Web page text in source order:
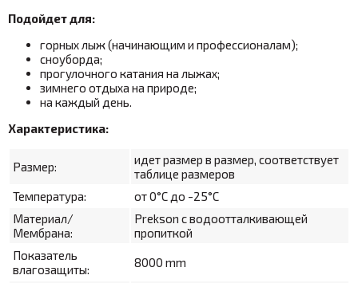
Подойдет для:
горных лыж (начинающим и профессионалам);
сноуборда;
прогулочного катания на лыжах;
зимнего отдыха на природе;
на каждый день.
Характеристика:
Размер:
идет размер в размер, соответствует
таблице размеров
Температура:
от 0°С до -25°С
Материал/
Мембрана:
Prekson с водоотталкивающей
пропиткой
Показатель
влагозащиты:
8000mm